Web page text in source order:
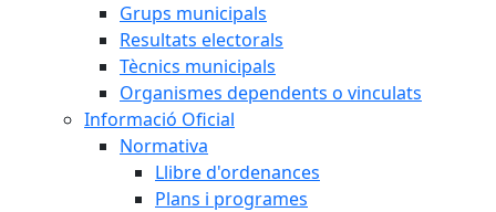
Grups municipals
Resultats electorals
Tècnics municipals
Organismes dependents o vinculats
Informació Oficial
Normativa
Llibre d'ordenances
Plans i programes